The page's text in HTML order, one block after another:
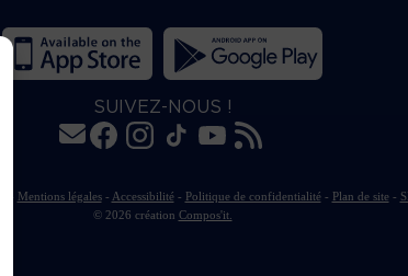
SUIVEZ-NOUS !
Mentions légales- Accessibilité- Politique de confidentialité- Plan de site-
© 2026 création Compos'it.